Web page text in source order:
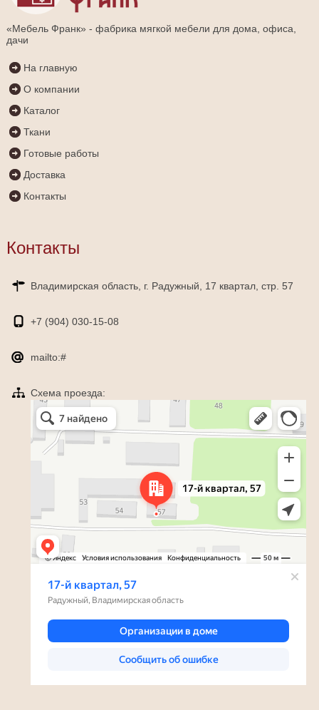
«Мебель Франк» - фабрика мягкой мебели для дома, офиса,
дачи
На главную
О компании
Каталог
Ткани
Готовые работы
Доставка
Контакты
Контакты
Владимирская область, г. Радужный, 17 квартал, стр. 57
+7 (904) 030-15-08
mailto:#
Схема проезда:
Яндекс Карты
Радужный — Яндекс Карты